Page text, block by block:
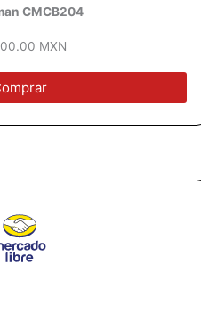
CMCB204
MXN